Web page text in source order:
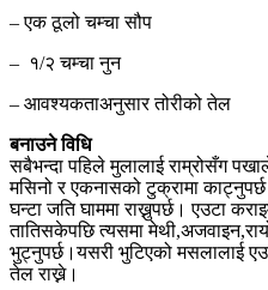
– एक ठूलो चम्चा सौप
– १/२ चम्चा नुन
– आवश्यकताअनुसार तोरीको तेल
बनाउने विधि
सबैभन्दा पहिले मुलालाई राम्रोसँग
मसिनो र एकनासको टुक्रामा
घन्टा जति घाममा राख्नुपर्छ। एउटा
तातिसकेपछि त्यसमा
भुट्नुपर्छ।यसरी भुटिएको मसलालाई
तेल राख्ने।